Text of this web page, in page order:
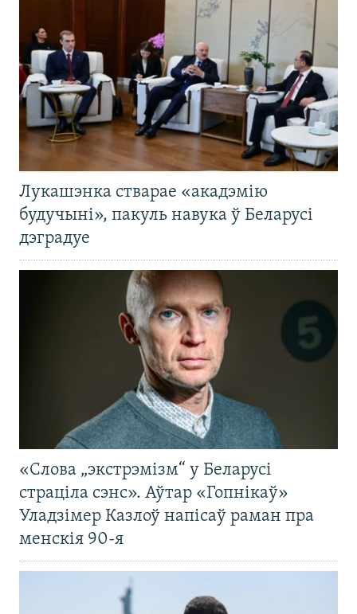
Лукашэнка стварае «акадэмію
будучыні», пакуль навука ў Беларусі
дэградуе
«Слова „экстрэмізм“ у Беларусі
страціла сэнс». Аўтар «Гопнікаў»
Уладзімер Казлоў напісаў раман пра
менскія 90-я